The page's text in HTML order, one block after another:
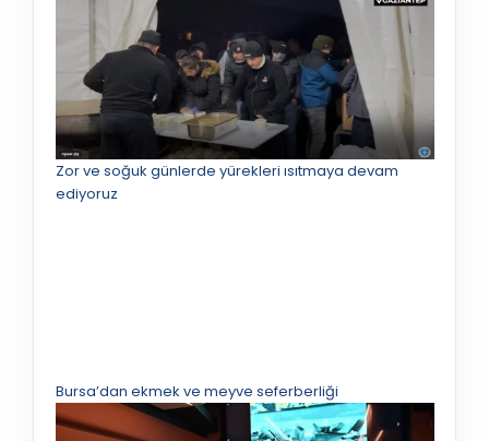
Zor ve soğuk günlerde yürekleri ısıtmaya devam
ediyoruz
Bursa’dan ekmek ve meyve seferberliği